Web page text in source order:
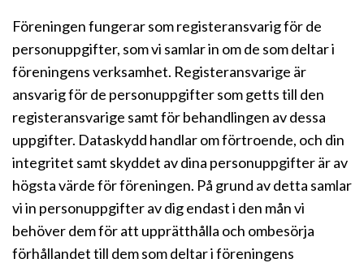
Föreningen fungerar som registeransvarig för de
personuppgifter, som vi samlar in om de som deltar i
föreningens verksamhet. Registeransvarige är
ansvarig för de personuppgifter som getts till den
registeransvarige samt för behandlingen av dessa
uppgifter. Dataskydd handlar om förtroende, och din
integritet samt skyddet av dina personuppgifter är av
högsta värde för föreningen. På grund av detta samlar
vi in personuppgifter av dig endast i den mån vi
behöver dem för att upprätthålla och ombesörja
förhållandet till dem som deltar i föreningens